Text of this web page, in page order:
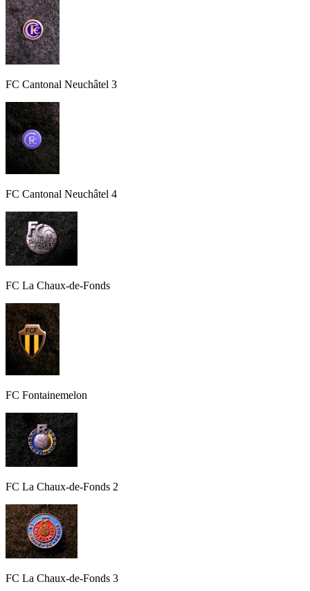
FC Cantonal Neuchâtel 3
FC Cantonal Neuchâtel 4
FC La Chaux-de-Fonds
FC Fontainemelon
FC La Chaux-de-Fonds 2
FC La Chaux-de-Fonds 3